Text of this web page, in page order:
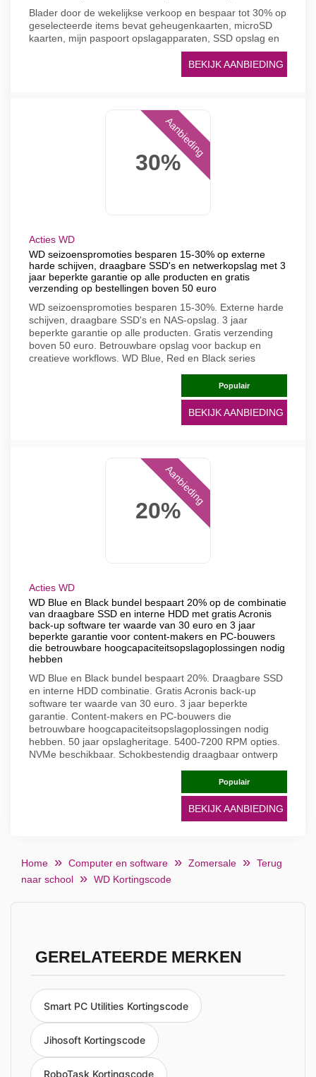
Blader door de wekelijkse verkoop en bespaar tot 30% op
geselecteerde items bevat geheugenkaarten, microSD
kaarten, mijn paspoort opslagapparaten, SSD opslag en
BEKIJK AANBIEDING
30%
Aanbieding
Acties WD
WD seizoenspromoties besparen 15-30% op externe
harde schijven, draagbare SSD's en netwerkopslag met 3
jaar beperkte garantie op alle producten en gratis
verzending op bestellingen boven 50 euro
WD seizoenspromoties besparen 15-30%. Externe harde
schijven, draagbare SSD's en NAS-opslag. 3 jaar
beperkte garantie op alle producten. Gratis verzending
boven 50 euro. Betrouwbare opslag voor backup en
creatieve workflows. WD Blue, Red en Black series
Populair
BEKIJK AANBIEDING
20%
Aanbieding
Acties WD
WD Blue en Black bundel bespaart 20% op de combinatie
van draagbare SSD en interne HDD met gratis Acronis
back-up software ter waarde van 30 euro en 3 jaar
beperkte garantie voor content-makers en PC-bouwers
die betrouwbare hoogcapaciteitsopslagoplossingen nodig
hebben
WD Blue en Black bundel bespaart 20%. Draagbare SSD
en interne HDD combinatie. Gratis Acronis back-up
software ter waarde van 30 euro. 3 jaar beperkte
garantie. Content-makers en PC-bouwers die
betrouwbare hoogcapaciteitsopslagoplossingen nodig
hebben. 50 jaar opslagheritage. 5400-7200 RPM opties.
NVMe beschikbaar. Schokbestendig draagbaar ontwerp
Populair
BEKIJK AANBIEDING
Home Computer en software Zomersale
Terug
naar school
WD Kortingscode
GERELATEERDE MERKEN
Smart PC Utilities Kortingscode
Jihosoft Kortingscode
RoboTask Kortingscode